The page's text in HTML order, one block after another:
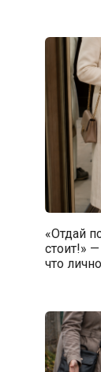
«Отдай
стоит!»
что